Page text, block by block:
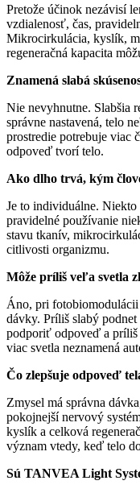
Pretože účinok nezávisí
vzdialenosť, čas,
Mikrocirkulácia, kyslík,
regeneračná kapacita
Znamená slabá
Nie nevyhnutne. Slabšia
správne nastavená, telo
prostredie potrebuje viac
odpoveď tvorí telo.
Ako dlho trvá, kým
Je to individuálne.
pravidelné používanie
stavu tkanív,
citlivosti organizmu.
Môže príliš veľa svetla
Áno, pri fotobiomodulácii
dávky. Príliš slabý
podporiť odpoveď a príliš
viac svetla neznamená
Čo zlepšuje odpoveď
Zmysel má správna
pokojnejší nervový
kyslík a celková
význam vtedy, keď telo
Sú TANVEA Light